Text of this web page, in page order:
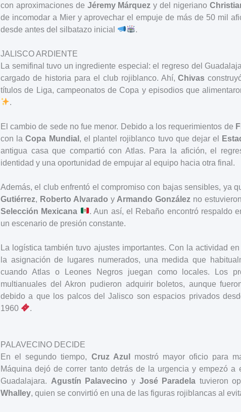
con aproximaciones de Jéremy Márquez y del nigeriano
de incomodar a Mier y aprovechar el empuje de más de 50 mil
desde antes del silbatazo inicial
.
JALISCO ARDIENTE
La semifinal tuvo un ingrediente especial: el regreso del
cargado de historia para el club rojiblanco. Ahí,Chivas
títulos de Liga, campeonatos de Copa y episodios que
.
El cambio de sede no fue menor. Debido a los requerimientos de
con laCopa Mundial , el plantel rojiblanco tuvo que dejar el
antigua casa que compartió con Atlas. Para la afición, el
identidad y una oportunidad de empujar al equipo hacia otra final.
Además, el club enfrentó el compromiso con bajas sensibles, ya
Gutiérrez, Roberto Alvarado y Armando González no
Selección Mexicana
. Aun así, el Rebaño encontró respaldo
un escenario de presión constante.
La logística también tuvo ajustes importantes. Con la actividad en
la asignación de lugares numerados, una medida que
cuando Atlas o Leones Negros juegan como locales. Los
multianuales del Akron pudieron adquirir boletos, aunque
debido a que los palcos del Jalisco son espacios privados
1960
.
PALAVECINO DECIDE
En el segundo tiempo, Cruz Azul
mostró mayor oficio para
Máquina dejó de correr tanto detrás de la urgencia y empezó a
Guadalajara. Agustín Palavecino y José Paradela tuvieron
Whalley, quien se convirtió en una de las figuras rojiblancas al